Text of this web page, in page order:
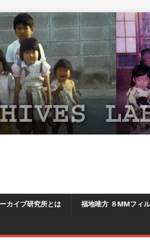
カイブ研究所とは 福地唯方 ８MMフィ